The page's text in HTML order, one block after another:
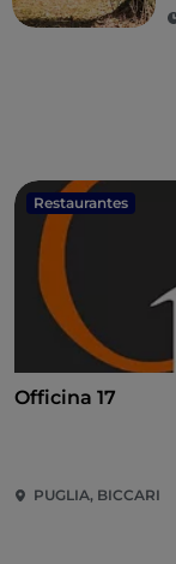
Restaurantes
Officina 17
PUGLIA, BICCARI